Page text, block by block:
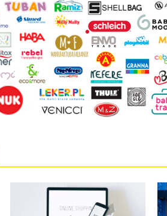
to znak, że cenisz swoją prywatność.
który pozwala Ci kontrolować
są na tej stronie w
trzecich w celu korzystania z
.
wszystkie stosowane przez tutaj
pliki cookies